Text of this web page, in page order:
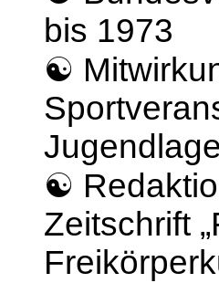
bis 1973
☯
☯
Zeitschrift